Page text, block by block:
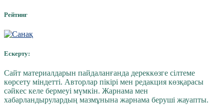
Рейтинг
Ескерту:
Сайт материалдарын пайдаланғанда дереккөзге сілтеме
көрсету міндетті. Авторлар пікірі мен редакция көзқарасы
сәйкес келе бермеуі мүмкін. Жарнама мен
хабарландырулардың мазмұнына жарнама беруші жауапты.